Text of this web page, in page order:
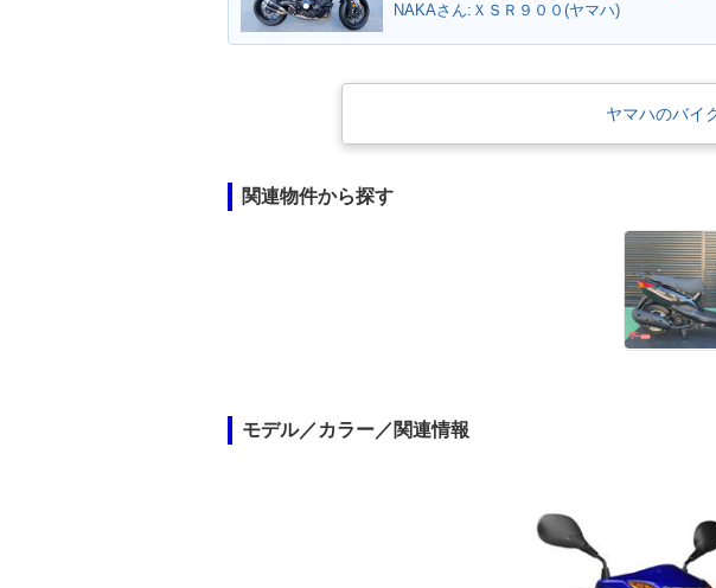
NAKAさん:ＸＳＲ９００(ヤマハ)
ヤマハのバイ
関連物件から探す
モデル／カラー／関連情報